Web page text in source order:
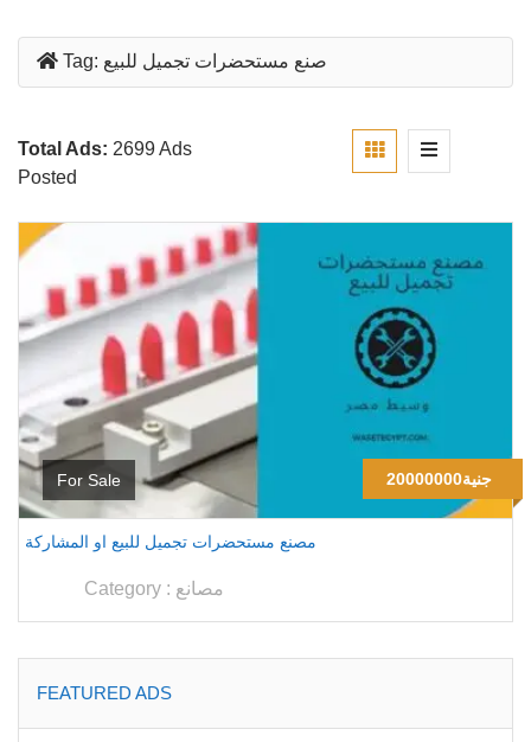
Tag: صنع مستحضرات تجميل للبيع
Total Ads: 2699 Ads
Posted
For Sale 20000000جنية
مصنع مستحضرات تجميل للبيع او المشاركة
Category : مصانع
FEATURED ADS